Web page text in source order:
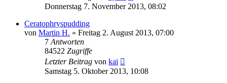
Donnerstag 7. November 2013, 08:02
Ceratophryspudding
von Martin H. » Freitag 2. August 2013, 07:00
7 Antworten
84522 Zugriffe
Letzter Beitrag von kai
Samstag 5. Oktober 2013, 10:08